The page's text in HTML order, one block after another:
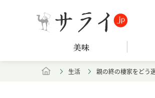
美味
生活 親の終の棲家をどう